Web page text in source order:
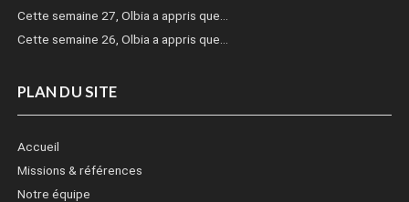
Cette semaine 27, Olbia a appris que…
Cette semaine 26, Olbia a appris que…
PLAN DU SITE
Accueil
Missions & références
Notre équipe